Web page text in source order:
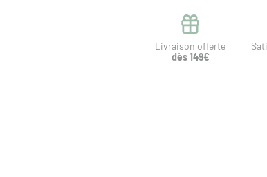
Livraison offerte
dès 149€